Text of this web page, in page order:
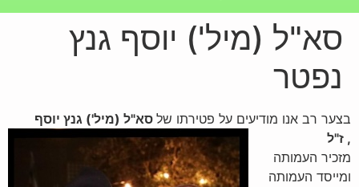
סא"ל (מיל') יוסף גנץ
נפטר
בצער רב אנו מודיעים על פטירתו של סא"ל (מיל') גנץ יוסף
, ז"ל
מזכיר העמותה
ומייסד העמותה